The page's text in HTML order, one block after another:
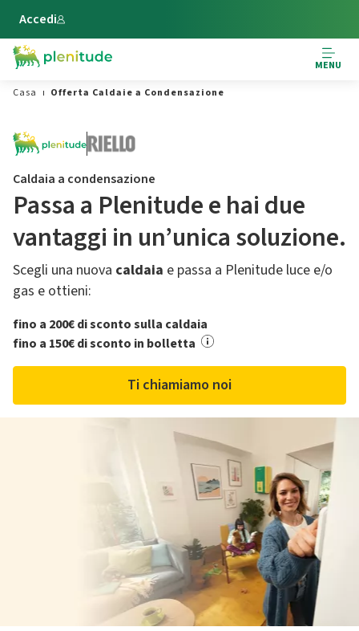
Vai al contenuto principale
Accedi
MENU
Casa
Offerta Caldaie a Condensazione
Caldaia a condensazione
Passa a Plenitude e hai due
vantaggi in un’unica soluzione.
Scegli una nuova caldaia e passa a Plenitude luce e/o
gas e ottieni:
fino a 200€ di sconto sulla caldaia
fino a 150€ di sconto in bolletta
Ti chiamiamo noi